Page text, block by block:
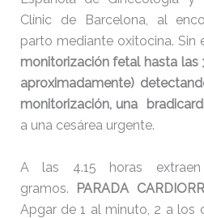
Clínic de Barcelona, al
parto mediante oxitocina. Sin
monitorización fetal hasta las
aproximadamente)
monitorización, una
a una cesárea urgente.
A las 4.15 horas
gramos. PARADA
Apgar de 1 al minuto, 2 a los